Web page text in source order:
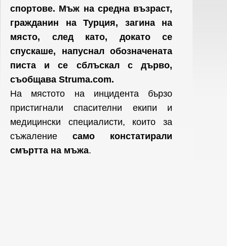
спортове. Мъж на средна възраст,
гражданин на Турция, загина на
място, след като, докато се
спускаше, напуснал обозначената
писта и се сблъскал с дърво,
съобщава Struma.com.
На мястото на инцидента бързо
пристигнали спасителни екипи и
медицински специалисти, които за
съжаление само констатирали
смъртта на мъжа.